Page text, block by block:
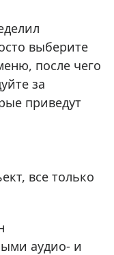
выберите
после чего
за
приведут
все только
аудио- и